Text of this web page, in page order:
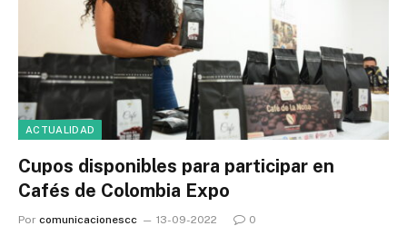
ACTUALIDAD
Cupos disponibles para participar en
Cafés de Colombia Expo
Por comunicacionescc 13-09-2022 0